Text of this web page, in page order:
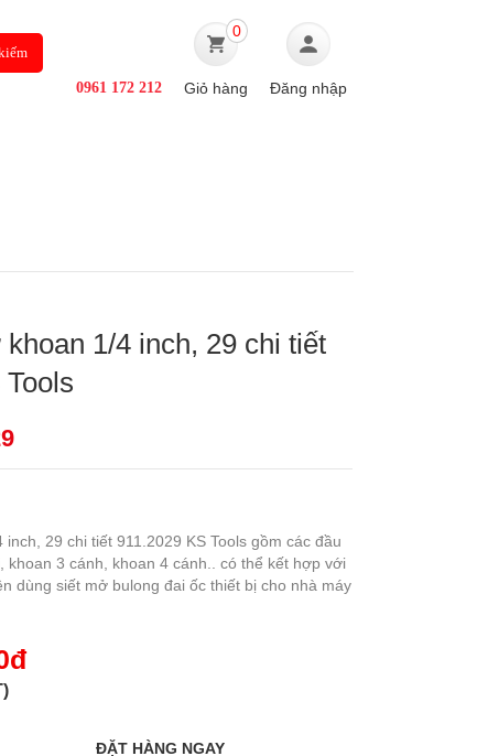
0961 172 212
0
Giỏ hàng Đăng nhập
1/4 inch, 29 chi tiết
29 chi tiết 911.2029 KS Tools gồm các đầu
khoan 3 cánh, khoan 4 cánh.. có thể kết hợp với
dùng siết mở bulong đai ốc thiết bị cho nhà máy